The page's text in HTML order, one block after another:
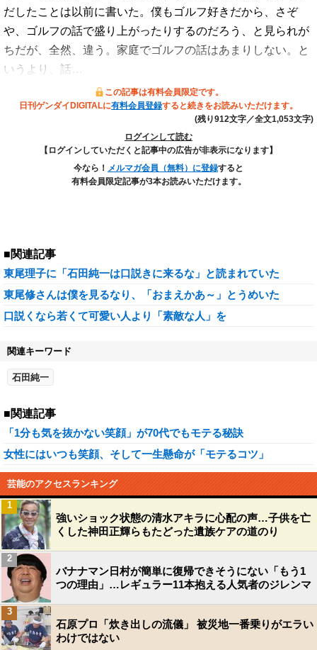
だしたことは以前に書いた。僕もゴルフ好きだから、さぞ
や、ゴルフの話で盛り上がったりするのだろう、と見られが
ちだが、全然、違う。家庭でゴルフの話はあまりしない。と
いうより、話…
この記事は有料会員限定です。
日刊ゲンダイDIGITALに有料会員登録すると続きをお読みいただけます。
(残り912文字／全文1,053文字)
ログインして読む
【ログインしていただくと記事中の広告が非表示になります】
今なら！ メルマガ会員（無料）に登録すると
有料会員限定記事が3本お読みいただけます。
■関連記事
東尾理子に「石田純一は口説きに来るな」と読まれていた
東尾修さんは僕を見るなり、「おまえかあ～」とうめいた
口説くなら若くて可愛い人より「素敵な人」を
関連キーワード
石田純一
■関連記事
「1分も気を抜かない笑顔」が70代でもモテる秘訣
女性にはいつも笑顔、そして一生懸命が「モテるコツ」
芸能のアクセスランキング
強いショック状態の清水アキラに心配の声…子供を亡
くした神田正輝らもたどった遺族ケアの道のり
1
バナナマン日村が簡単に復帰できそうにない「もう1
つの理由」…レギュラー11本抱える人気者のジレンマ
2
石原プロ「炊き出しの流儀」 被災地一番乗りがエラい
わけではない
3